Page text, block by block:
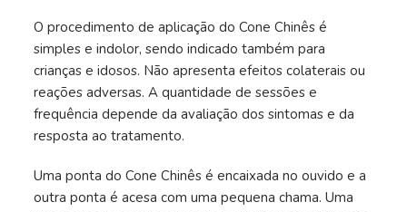
O procedimento de aplicação do Cone Chinês é
simples e indolor, sendo indicado também para
crianças e idosos. Não apresenta efeitos colaterais ou
reações adversas. A quantidade de sessões e
frequência depende da avaliação dos sintomas e da
resposta ao tratamento.
Uma ponta do Cone Chinês é encaixada no ouvido e a
outra ponta é acesa com uma pequena chama. Uma